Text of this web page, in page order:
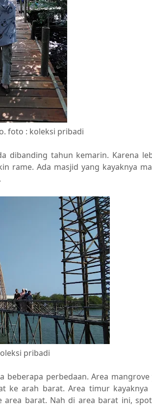
foto : koleksi pribadi
dibanding tahun kemarin. Karena
rame. Ada masjid yang kayaknya
pribadi
beberapa perbedaan. Area
ke arah barat. Area timur kayaknya
barat. Nah di area barat ini,